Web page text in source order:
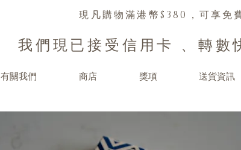
現凡購物滿港幣$380，可享免
有關我們 商店 獎項 送貨資訊
我們現已接受信用卡 、轉數